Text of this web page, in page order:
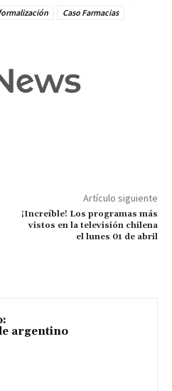
Caso Farmacias
Artículo siguiente
¡Increíble! Los programas más
vistos en la televisión chilena
el lunes 01 de abril
argentino